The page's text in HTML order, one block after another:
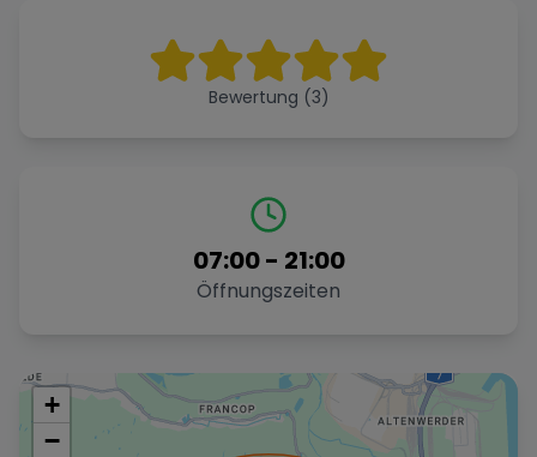
Bewertung (3)
07:00- 21:00
Öffnungszeiten
+
−